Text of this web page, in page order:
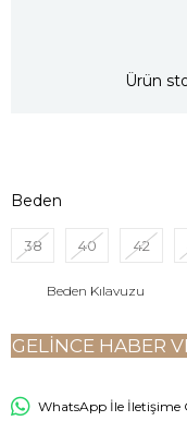
Ürün
Beden
38 40 42
Beden Kılavuzu
GELINCE HABER
WhatsApp İle İletişime